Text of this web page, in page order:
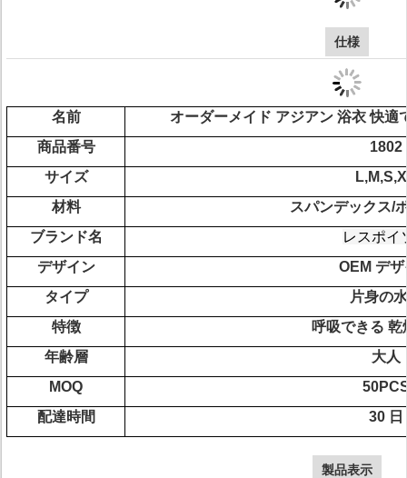
仕様
名前
オーダーメイド アジアン 浴衣 快適
商品番号
1802
サイズ
材料
スパンデックス/
ブランド名
レスポイ
デザイン
OEM デ
タイプ
片身の
特徴
呼吸できる 乾
年齢層
大人
MOQ
配達時間
30 日
製品表示